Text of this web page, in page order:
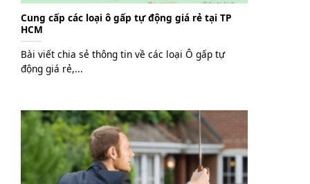
Cung cấp các loại ô gấp tự động giá rẻ tại TP
HCM
Bài viết chia sẻ thông tin về các loại Ô gấp tự
động giá rẻ,...